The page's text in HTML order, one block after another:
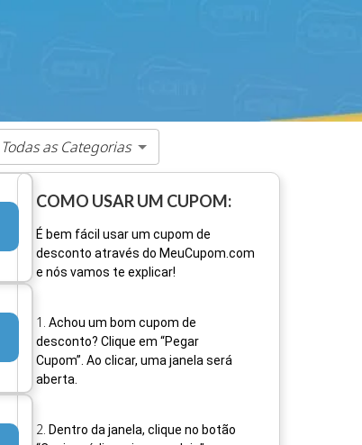
Todas as Categorias
COMO USAR UM CUPOM:
É bem fácil usar um cupom de
desconto através do MeuCupom.com
e nós vamos te explicar!
1 . Achou um bom cupom de
desconto? Clique em “Pegar
Cupom”. Ao clicar, uma janela será
aberta.
2. Dentro da janela, clique no botão